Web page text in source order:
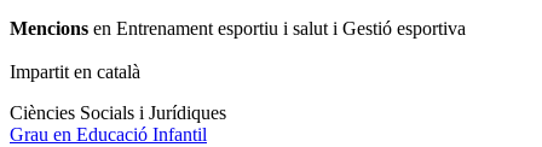
Mencions en Entrenament esportiu i salut i Gestió esportiva
Impartit en català
Ciències Socials i Jurídiques
Grau en Educació Infantil